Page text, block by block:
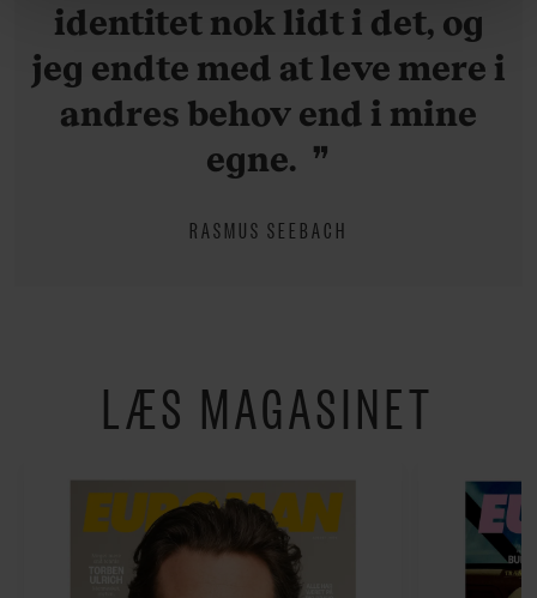
om vores brug af cookies, samarbejdspartnere og
behandling af dine personoplysninger i forbindelse
hermed i både voresprivatlivspolitikogcookiepolitik .
identitet nok lidt i det, og
jeg endte med at leve mere i
andres behov end i mine
egne.
RASMUS SEEBACH
LÆS MAGASINET